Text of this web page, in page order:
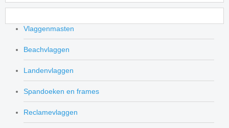
Vlaggenmasten
Beachvlaggen
Landenvlaggen
Spandoeken en frames
Reclamevlaggen